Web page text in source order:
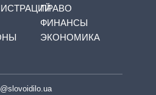
ПРАВО
ФИНАНСЫ
ЭКОНОМИКА